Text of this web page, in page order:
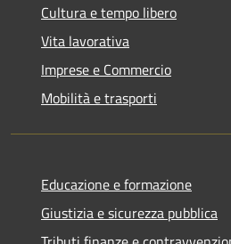
Cultura e tempo libero
Vita lavorativa
Imprese e Commercio
Mobilità e trasporti
Educazione e formazione
Giustizia e sicurezza pubblica